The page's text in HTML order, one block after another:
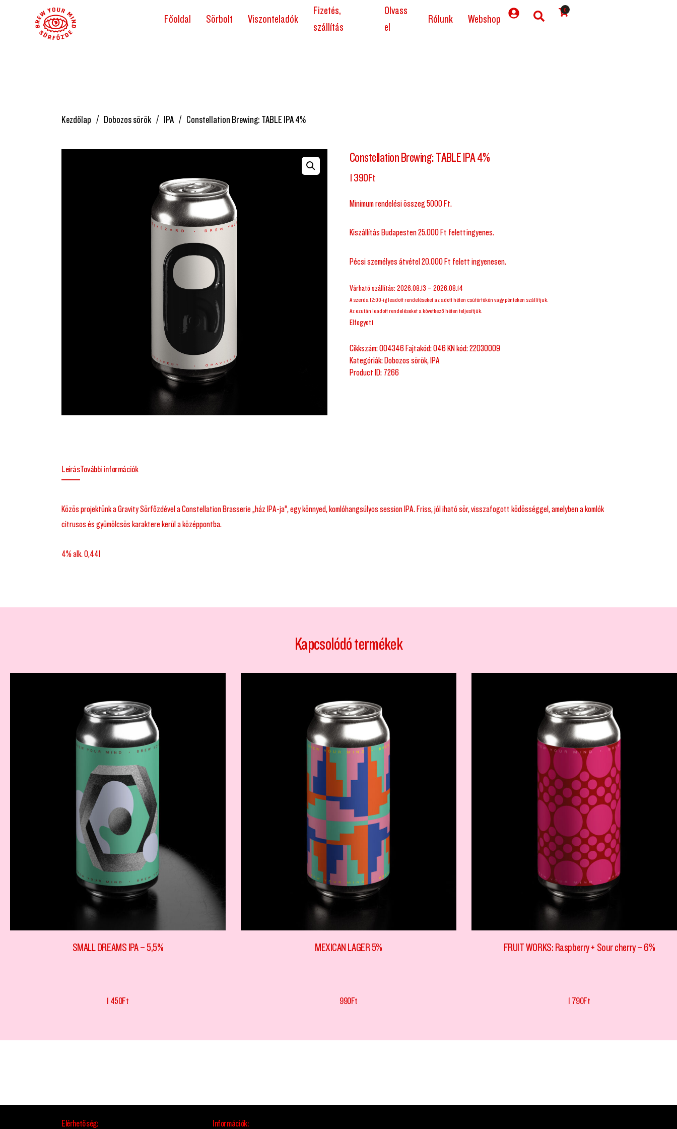
Főoldal Sörbolt Viszonteladók
Fizetés,
szállítás
Olvass
el
Rólunk Webshop
0
Kezdőlap Dobozos sörök IPA Constellation Brewing: TABLE IPA 4%
Constellation Brewing: TABLE IPA 4%
1 390Ft
Minimum rendelési összeg 5000 Ft.
Kiszállítás Budapesten 25.000 Ft felett ingyenes.
Pécsi személyes átvétel 20.000 Ft felett ingyenesen.
Várható szállítás: 2026.08.13 – 2026.08.14
A szerda 12:00-ig leadott rendeléseket az adott héten csütörtökön vagy pénteken szállítjuk.
Az ezután leadott rendeléseket a következő héten teljesítjük.
Elfogyott
Cikkszám:004346 Fajtakód: 046 KN kód: 22030009
Kategóriák:Dobozos sörök,IPA
Product ID:7266
LeírásTovábbi információk
Közös projektünk a Gravity Sörfőzdével a Constellation Brasserie „ház IPA-ja”, egy könnyed, komlóhangsúlyos session IPA. Friss, jól iható sör, visszafogott ködösséggel, amelyben a komlók
citrusos és gyümölcsös karaktere kerül a középpontba.
4% alk. 0,44l
Kapcsolódó termékek
SMALL DREAMS IPA – 5,5%
1 450Ft
MEXICAN LAGER 5%
990Ft
FRUIT WORKS: Raspberry + Sour cherry – 6%
1 790Ft
Elérhetőség: Információk: